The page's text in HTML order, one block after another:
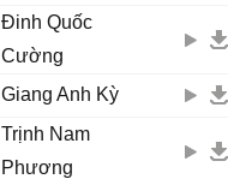
Đinh Quốc
Cường
Giang Anh Kỳ
Trịnh Nam
Phương